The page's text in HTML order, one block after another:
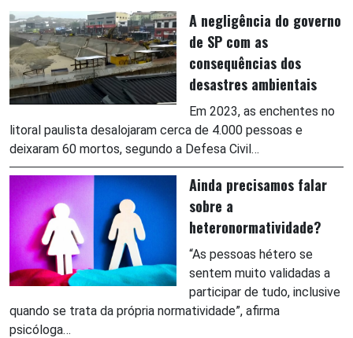
A negligência do governo
de SP com as
consequências dos
desastres ambientais
Em 2023, as enchentes no
litoral paulista desalojaram cerca de 4.000 pessoas e
deixaram 60 mortos, segundo a Defesa Civil…
Ainda precisamos falar
sobre a
heteronormatividade?
“As pessoas hétero se
sentem muito validadas a
participar de tudo, inclusive
quando se trata da própria normatividade”, afirma
psicóloga…